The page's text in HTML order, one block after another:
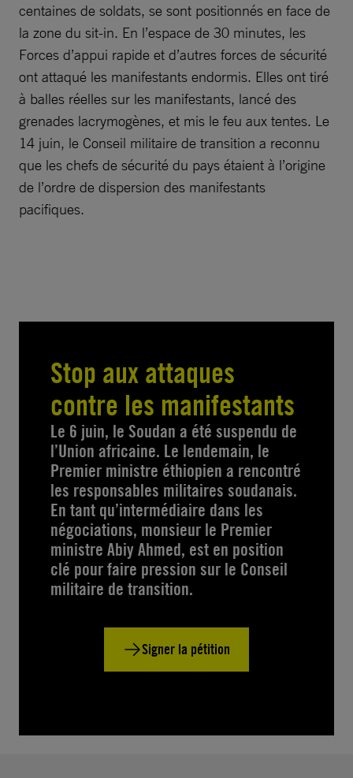
centaines de soldats, se sont positionnés en face de
la zone du sit-in. En l’espace de 30 minutes, les
Forces d’appui rapide et d’autres forces de sécurité
ont attaqué les manifestants endormis. Elles ont tiré
à balles réelles sur les manifestants, lancé des
grenades lacrymogènes, et mis le feu aux tentes. Le
14 juin, le Conseil militaire de transition a reconnu
que les chefs de sécurité du pays étaient à l’origine
de l’ordre de dispersion des manifestants
pacifiques.
Stop aux attaques
contre les manifestants
Le 6 juin, le Soudan a été suspendu de
l’Union africaine. Le lendemain, le
Premier ministre éthiopien a rencontré
les responsables militaires soudanais.
En tant qu’intermédiaire dans les
négociations, monsieur le Premier
ministre Abiy Ahmed, est en position
clé pour faire pression sur le Conseil
militaire de transition.
Signer la pétition